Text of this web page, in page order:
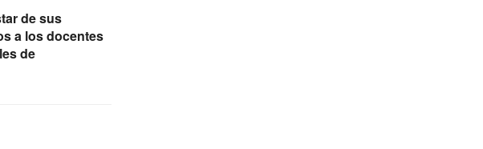
de sus
a los docentes
de